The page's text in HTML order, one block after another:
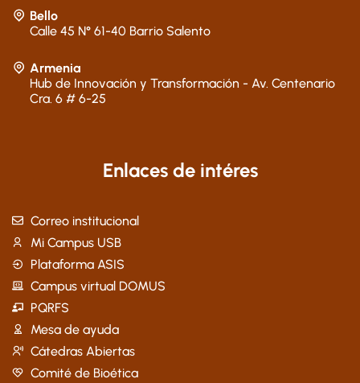
Bello
Calle 45 N° 61-40 Barrio Salento
Armenia
Hub de Innovación y Transformación - Av. Centenario
Cra. 6 # 6-25
Enlaces de intéres
Correo institucional
Mi Campus USB
Plataforma ASIS
Campus virtual DOMUS
PQRFS
Mesa de ayuda
Cátedras Abiertas
Comité de Bioética